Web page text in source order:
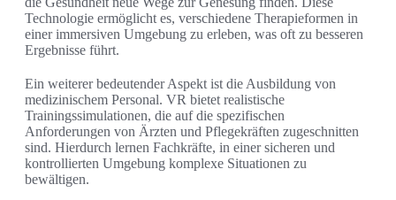
Technologie ermöglicht es, verschiedene Therapieformen in
einer immersiven Umgebung zu erleben, was oft zu besseren
Ergebnisse führt.
Ein weiterer bedeutender Aspekt ist die Ausbildung von
medizinischem Personal. VR bietet realistische
Trainingssimulationen, die auf die spezifischen
Anforderungen von Ärzten und Pflegekräften zugeschnitten
sind. Hierdurch lernen Fachkräfte, in einer sicheren und
kontrollierten Umgebung komplexe Situationen zu
bewältigen.